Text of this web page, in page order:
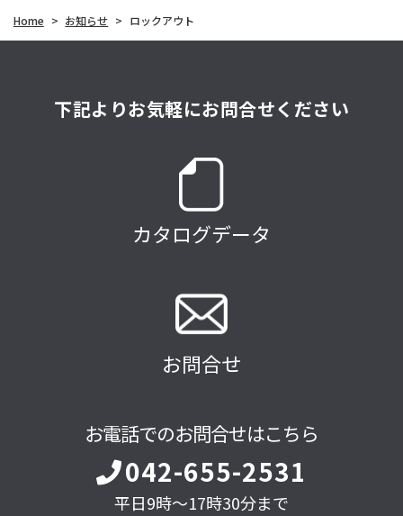
Home > お知らせ > ロックアウト
下記よりお気軽にお問合せください
カタログデータ
お問合せ
お電話でのお問合せはこちら
042-655-2531
平日9時～17時30分まで